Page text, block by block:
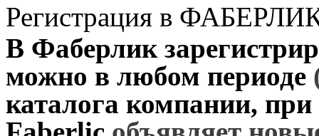
Регистрация в
В Фаберлик
можно в любом периоде
каталога компании,